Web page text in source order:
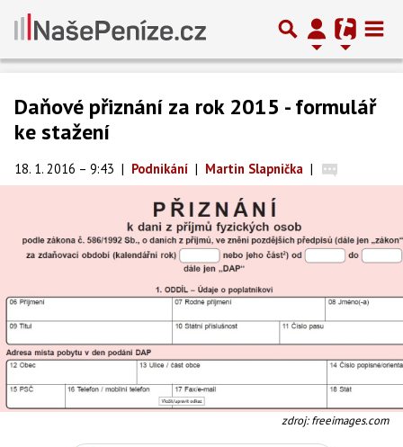
Daňové přiznání za rok 2015 - formulář
ke stažení
18. 1. 2016 – 9:43 | Podnikání | Martin Slapnička |
zdroj: freeimages.com